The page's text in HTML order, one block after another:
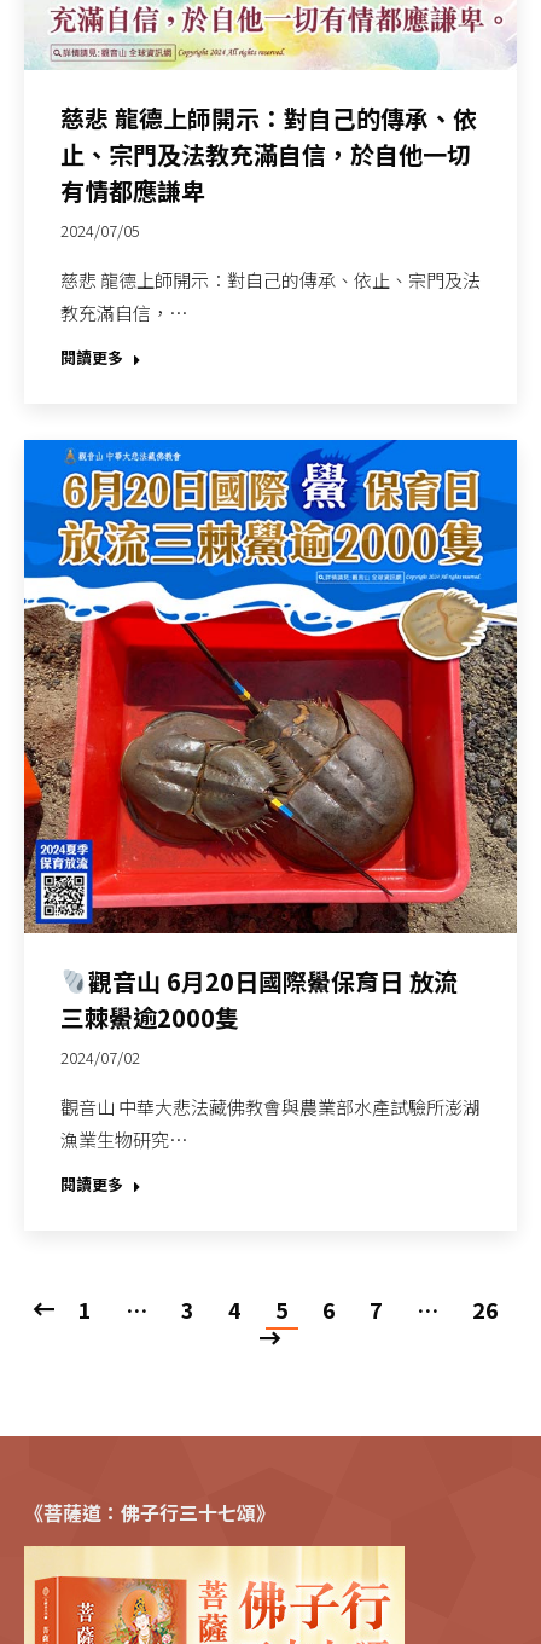
慈悲 龍德上師開示：對自己的傳承、依
止、宗門及法教充滿自信，於自他一切
有情都應謙卑
2024/07/05
慈悲 龍德上師開示：對自己的傳承、依止、宗門及法
教充滿自信，…
閱讀更多
觀音山 6月20日國際鱟保育日 放流
三棘鱟逾2000隻
2024/07/02
觀音山 中華大悲法藏佛教會與農業部水產試驗所澎湖
漁業生物研究…
閱讀更多
1 … 3 4 5 6 7 … 26
《菩薩道：佛子行三十七頌》